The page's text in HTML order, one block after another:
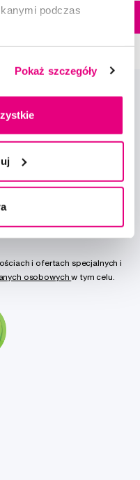
podczas
Pokaż szczegóły
w
Do koszyka
i ofertach specjalnych i
osobowychw tym celu.